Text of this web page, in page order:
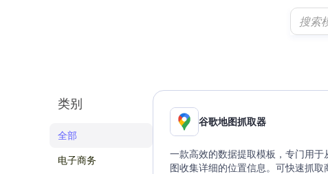
类别
全部
电子商务
谷歌地图抓取器
一款高效的数据提取模板，专门用于
图收集详细的位置信息。可快速抓取